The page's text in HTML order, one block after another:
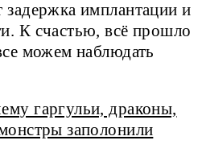
имплантации и
К счастью, всё прошло
можем наблюдать
гаргульи, драконы,
заполонили